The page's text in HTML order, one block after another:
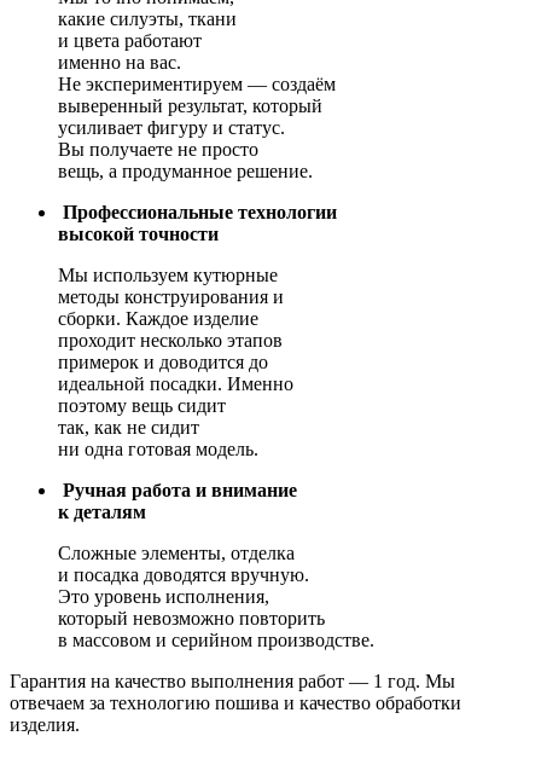
какие силуэты, ткани
и цвета работают
именно на вас.
Не экспериментируем — создаём
выверенный результат, который
усиливает фигуру и статус.
Вы получаете не просто
вещь, а продуманное решение.
Профессиональные технологии
высокой точности
Мы используем кутюрные
методы конструирования и
сборки. Каждое изделие
проходит несколько этапов
примерок и доводится до
идеальной посадки. Именно
поэтому вещь сидит
так, как не сидит
ни одна готовая модель.
Ручная работа и внимание
к деталям
Сложные элементы, отделка
и посадка доводятся вручную.
Это уровень исполнения,
который невозможно повторить
в массовом и серийном производстве.
Гарантия на качество выполнения работ — 1 год. Мы
отвечаем за технологию пошива и качество обработки
изделия.